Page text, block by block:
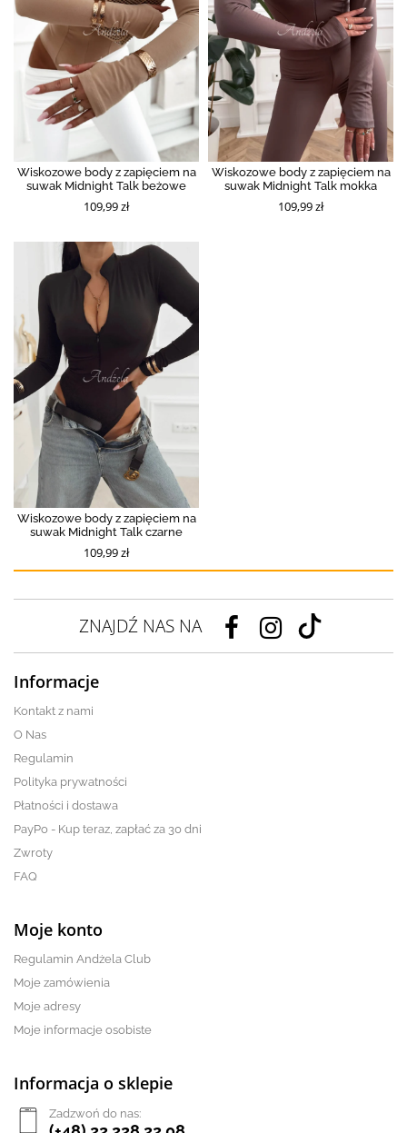
Wiskozowe body z zapięciem na
suwak Midnight Talk beżowe
109,99 zł
Wiskozowe body z zapięciem na
suwak Midnight Talk mokka
109,99 zł
Wiskozowe body z zapięciem na
suwak Midnight Talk czarne
109,99 zł
ZNAJDŹ NAS NA
Informacje
Kontakt z nami
O Nas
Regulamin
Polityka prywatności
Płatności i dostawa
PayPo - Kup teraz, zapłać za 30 dni
Zwroty
FAQ
Moje konto
Regulamin Andżela Club
Moje zamówienia
Moje adresy
Moje informacje osobiste
Informacja o sklepie
Zadzwoń do nas: